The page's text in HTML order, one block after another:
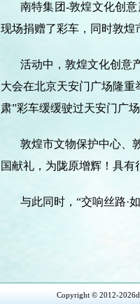
南特集团-敦煌文化创
现场捐赠了彩车，同时敦
活动中，敦煌文化创意
大会在北京天安门广场隆重
肃”彩车缓缓驶过天安门广
敦煌市文物保护中心、
国献礼，为陇原增辉！具有
与此同时， “交响丝路·
Copyright © 2012-